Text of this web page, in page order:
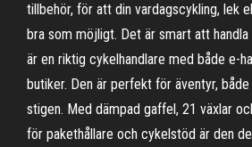
tillbehör, för att din vardagscykling, lek
bra som möjligt. Det är smart att
är en riktig cykelhandlare med både e-
butiker. Den är perfekt för äventyr,
stigen. Med dämpad gaffel, 21 växlar
för pakethållare och cykelstöd är den